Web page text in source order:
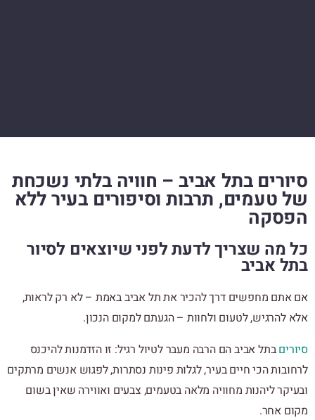
סיורים בתל אביב – חוויה בלתי נשכחת
של טעמים, תרבות וסיפורים בעיר ללא
הפסקה
כל מה שצריך לדעת לפני שיוצאים לסיור
בתל אביב
אם אתם מחפשים דרך להכיר את תל אביב באמת – לא רק לראות,
אלא להרגיש, לטעום ולחוות – הגעתם למקום הנכון.
סיוריםבתל אביב הם הרבה מעבר לטיול רגיל: זו הזדמנות להיכנס
לרחובות הכי חיים בעיר, לגלות פינות נסתרות, לפגוש אנשים מרתקים
ובעיקר ליהנות מחוויה מלאה בטעמים, צבעים ואווירה שאין בשום
מקום אחר.